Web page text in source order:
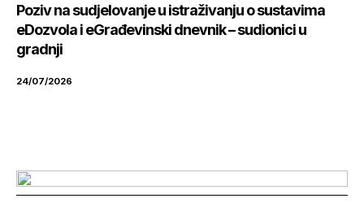
Poziv na sudjelovanje u istraživanju o sustavima
eDozvola i eGrađevinski dnevnik – sudionici u
gradnji
24/07/2026